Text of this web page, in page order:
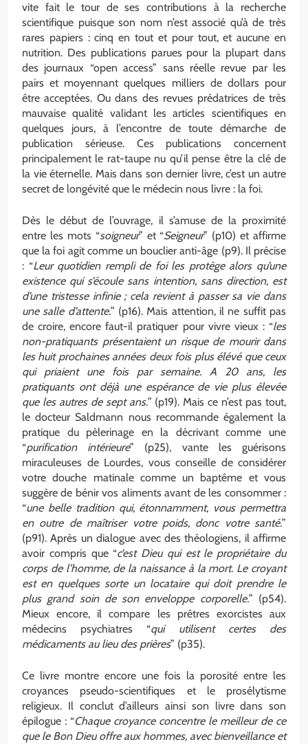
vite fait le tour de ses contributions à la recherche
scientifique puisque son nom n’est associé qu’à de très
rares papiers : cinq en tout et pour tout, et aucune en
nutrition. Des publications parues pour la plupart dans
des journaux “open access” sans réelle revue par les
pairs et moyennant quelques milliers de dollars pour
être acceptées. Ou dans des revues prédatrices de très
mauvaise qualité validant les articles scientifiques en
quelques jours, à l’encontre de toute démarche de
publication sérieuse. Ces publications concernent
principalement le rat-taupe nu qu’il pense être la clé de
la vie éternelle. Mais dans son dernier livre, c’est un autre
secret de longévité que le médecin nous livre : la foi.
Dès le début de l’ouvrage, il s’amuse de la proximité
entre les mots “soigneur” et “Seigneur” (p10) et affirme
que la foi agit comme un bouclier anti-âge (p9). Il précise
: “Leur quotidien rempli de foi les protège alors qu’une
existence qui s’écoule sans intention, sans direction, est
d’une tristesse infinie ; cela revient à passer sa vie dans
une salle d’attente.” (p16). Mais attention, il ne suffit pas
de croire, encore faut-il pratiquer pour vivre vieux : “les
non-pratiquants présentaient un risque de mourir dans
les huit prochaines années deux fois plus élévé que ceux
qui priaient une fois par semaine. A 20 ans, les
pratiquants ont déjà une espérance de vie plus élevée
que les autres de sept ans.” (p19). Mais ce n’est pas tout,
le docteur Saldmann nous recommande également la
pratique du pèlerinage en la décrivant comme une
“purification intérieure” (p25), vante les guérisons
miraculeuses de Lourdes, vous conseille de considérer
votre douche matinale comme un baptême et vous
suggère de bénir vos aliments avant de les consommer :
“une belle tradition qui, étonnamment, vous permettra
en outre de maîtriser votre poids, donc votre santé.”
(p91). Après un dialogue avec des théologiens, il affirme
avoir compris que “c’est Dieu qui est le propriétaire du
corps de l’homme, de la naissance à la mort. Le croyant
est en quelques sorte un locataire qui doit prendre le
plus grand soin de son enveloppe corporelle.” (p54).
Mieux encore, il compare les prêtres exorcistes aux
médecins psychiatres “qui utilisent certes des
médicaments au lieu des prières” (p35).
Ce livre montre encore une fois la porosité entre les
croyances pseudo-scientifiques et le prosélytisme
religieux. Il conclut d’ailleurs ainsi son livre dans son
épilogue : “Chaque croyance concentre le meilleur de ce
que le Bon Dieu offre aux hommes, avec bienveillance et